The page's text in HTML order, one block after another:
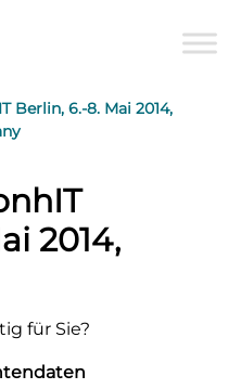
Berlin, 6.-8. Mai 2014,
2014,
für Sie?